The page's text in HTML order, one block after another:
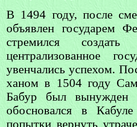
В 1494 году, после
объявлен государем
стремился
централизованное
увенчались успехом.
ханом в 1504 году
Бабур был вынужден
обосновался в
попытки вернуть